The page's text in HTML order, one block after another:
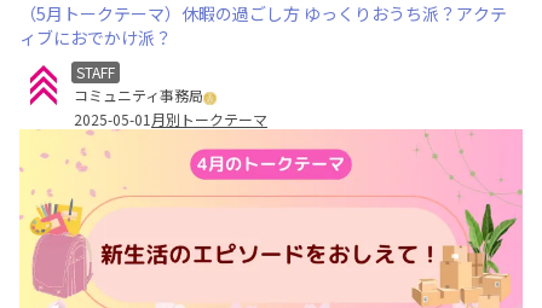
（5月トークテーマ）休暇の過ごし方 ゆっくりおうち派？アクテ
ィブにおでかけ派？
STAFF
コミュニティ事務局
2025-05-01 月別トークテーマ